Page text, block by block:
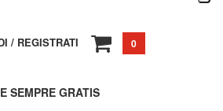
/ REGISTRATI 0
SEMPRE GRATIS